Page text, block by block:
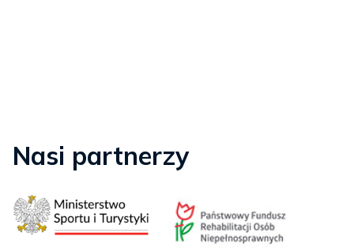
Nasi partnerzy